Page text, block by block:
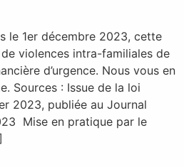
le 1er décembre 2023, cette
violences intra-familiales de
d’urgence. Nous vous en
Sources : Issue de la loi
2023, publiée au Journal
Mise en pratique par le